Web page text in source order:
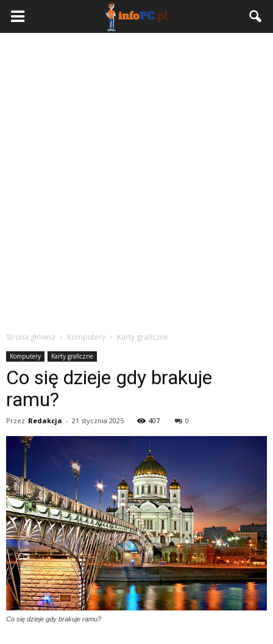
Strona główna Komputery Karty graficzne
Komputery Karty graficzne
Co się dzieje gdy brakuje
ramu?
Przez Redakcja - 21 stycznia 2025 407 0
Co się dzieje gdy brakuje ramu?